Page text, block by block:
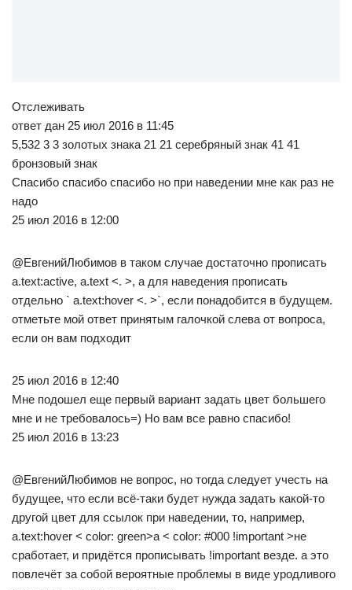
Отслеживать
ответ дан 25 июл 2016 в 11:45
5,532 3 3 золотых знака 21 21 серебряный знак 41 41
бронзовый знак
Спасибо спасибо спасибо но при наведении мне как раз не
надо
25 июл 2016 в 12:00
@ЕвгенийЛюбимов в таком случае достаточно прописать
a.text:active, a.text <. >, а для наведения прописать
отдельно ` a.text:hover <. >`, если понадобится в будущем.
отметьте мой ответ принятым галочкой слева от вопроса,
если он вам подходит
25 июл 2016 в 12:40
Мне подошел еще первый вариант задать цвет большего
мне и не требовалось=) Но вам все равно спасибо!
25 июл 2016 в 13:23
@ЕвгенийЛюбимов не вопрос, но тогда следует учесть на
будущее, что если всё-таки будет нужда задать какой-то
другой цвет для ссылок при наведении, то, например,
a.text:hover < color: green>a < color: #000 !important >не
сработает, и придётся прописывать !important везде. а это
повлечёт за собой вероятные проблемы в виде уродливого